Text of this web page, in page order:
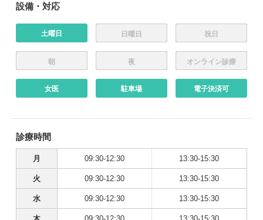
設備・対応
土曜日 日曜日 祝日
朝 夜 オンライン診療
女医 駐車場 電子決済可
診療時間
月 09:30-12:30 13:30-15:30
火 09:30-12:30 13:30-15:30
水 09:30-12:30 13:30-15:30